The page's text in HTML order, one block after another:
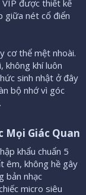
VIP được thiết kế
giữa nét cổ điển
cơ thể mệt nhoài.
không khí luôn
sinh nhật ở đây
bộ nhớ vì góc
Mọi Giác Quan​
khẩu chuẩn 5
êm, không hề gây
bản nhạc
micro siêu